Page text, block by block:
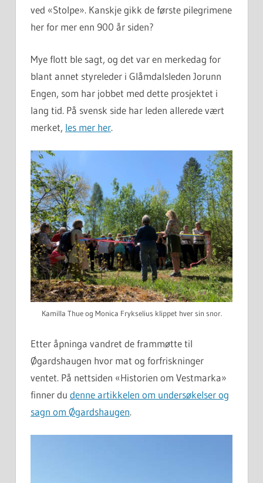
ved «Stolpe». Kanskje gikk de første pilegrimene
her for mer enn 900 år siden?
Mye flott ble sagt, og det var en merkedag for
blant annet styreleder i Glåmdalsleden Jorunn
Engen, som har jobbet med dette prosjektet i
lang tid. På svensk side har leden allerede vært
merket, les mer her.
Kamilla Thue og Monica Frykselius klippet hver sin snor.
Etter åpninga vandret de frammøtte til
Øgardshaugen hvor mat og forfriskninger
ventet. På nettsiden «Historien om Vestmarka»
finner du denne artikkelen om undersøkelser og
sagn om Øgardshaugen.